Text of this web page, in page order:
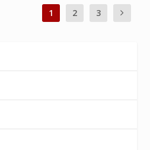
1 2 3